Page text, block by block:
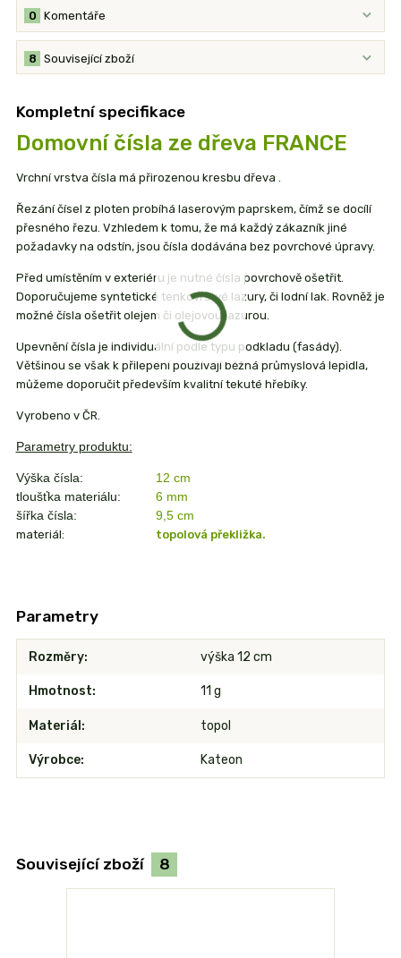
Komentáře
0
Související zboží
8
Kompletní specifikace
Domovní čísla ze dřeva FRANCE
Vrchní vrstva čísla má přirozenou kresbu dřeva .
Řezání čísel z ploten probíhá laserovým paprskem, čímž se docílí
přesného řezu. Vzhledem k tomu, že má každý zákazník jiné
požadavky na odstín, jsou čísla dodávána bez povrchové úpravy.
Před umístěním v exteriéru je nutné čísla povrchově ošetřit.
Doporučujeme syntetické tenkovrstvé lazury, či lodní lak. Rovněž je
možné čísla ošetřit olejem či olejovou lazurou.
Upevnění čísla je individuální podle typu podkladu (fasády).
Většinou se však k přilepení používají běžná průmyslová lepidla,
můžeme doporučit především kvalitní tekuté hřebíky.
Vyrobeno v ČR.
Parametry produktu:
Výška čísla:
12 cm
tloušťka materiálu:
6 mm
šířka čísla:
9,5 cm
materiál: topolová překližka.
Parametry
Rozměry výška 12 cm
Hmotnost 11 g
Materiál topol
Výrobce Kateon
Související zboží 8